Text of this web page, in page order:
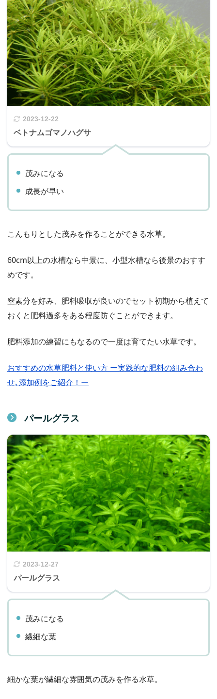
2023-12-22
ベトナムゴマノハグサ
茂みになる
成長が早い
こんもりとした茂みを作ることができる水草。
60cm以上の水槽なら中景に、小型水槽なら後景のおすす
めです。
窒素分を好み、肥料吸収が良いのでセット初期から植えて
おくと肥料過多をある程度防ぐことができます。
肥料添加の練習にもなるので一度は育てたい水草です。
おすすめの水草肥料と使い方 ー実践的な肥料の組み合わ
せ､添加例をご紹介！ー
パールグラス
2023-12-27
パールグラス
茂みになる
繊細な葉
細かな葉が繊細な雰囲気の茂みを作る水草。